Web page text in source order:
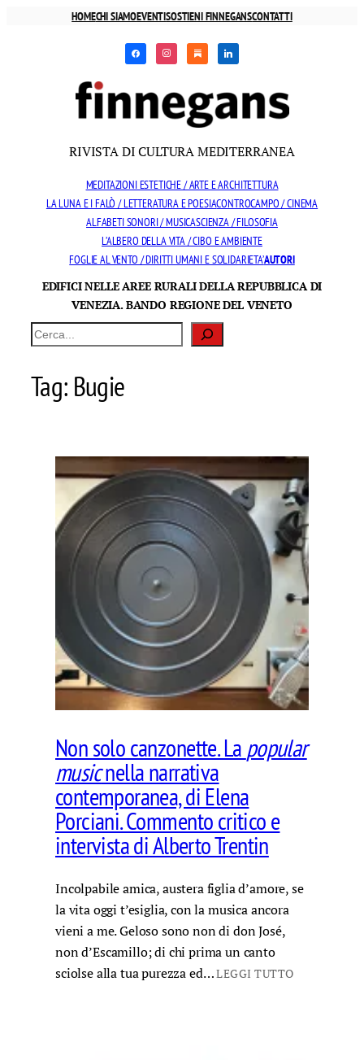
HOMECHI SIAMOEVENTISOSTIENI FINNEGANSCONTATTI
facebookinstagramsubstacklinkedin
RIVISTA DI CULTURA MEDITERRANEA
MEDITAZIONI ESTETICHE / ARTE E ARCHITETTURA
LA LUNA E I FALÒ / LETTERATURA E POESIACONTROCAMPO / CINEMA
ALFABETI SONORI / MUSICASCIENZA / FILOSOFIA
L’ALBERO DELLA VITA / CIBO E AMBIENTE
FOGLIE AL VENTO / DIRITTI UMANI E SOLIDARIETA’AUTORI
EDIFICI NELLE AREE RURALI DELLA REPUBBLICA DI
VENEZIA. BANDO REGIONE DEL VENETO
Cerca
Tag: Bugie
Non solo canzonette. Lapopular
musicnella narrativa
contemporanea, di Elena
Porciani. Commento critico e
intervista di Alberto Trentin
Incolpabile amica, austera figlia d’amore, se
la vita oggi t’esiglia, con la musica ancora
vieni a me. Geloso sono non di don José,
non d’Escamillo; di chi prima un canto
sciolse alla tua purezza ed…LEGGI TUTTO